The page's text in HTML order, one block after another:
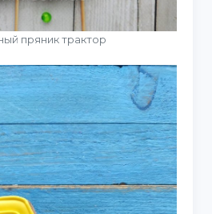
пряник трактор